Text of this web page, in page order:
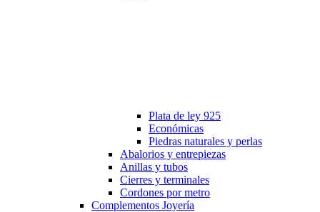
Plata de ley 925
Económicas
Piedras naturales y perlas
Abalorios y entrepiezas
Anillas y tubos
Cierres y terminales
Cordones por metro
Complementos Joyería